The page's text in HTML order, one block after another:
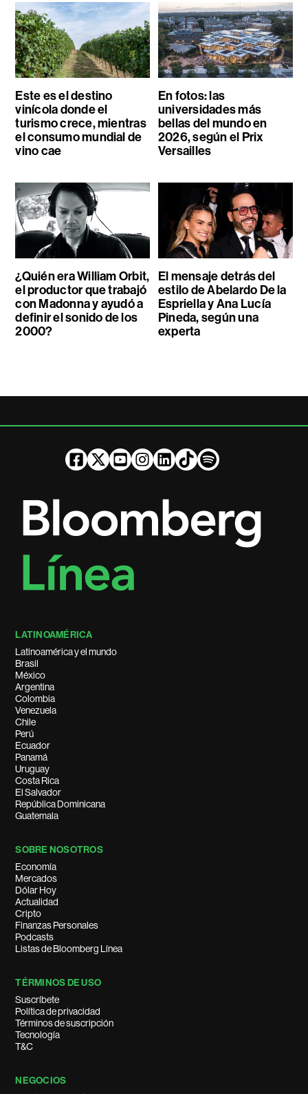
Este es el destino
vinícola donde el
turismo crece, mientras
el consumo mundial de
vino cae
En fotos: las
universidades más
bellas del mundo en
2026, según el Prix
Versailles
¿Quién era William Orbit,
el productor que trabajó
con Madonna y ayudó a
definir el sonido de los
2000?
El mensaje detrás del
estilo de Abelardo De la
Espriella y Ana Lucía
Pineda, según una
experta
LATINOAMÉRICA
Latinoamérica y el mundo
Brasil
México
Argentina
Colombia
Venezuela
Chile
Perú
Ecuador
Panamá
Uruguay
Costa Rica
El Salvador
República Dominicana
Guatemala
SOBRE NOSOTROS
Economía
Mercados
Dólar Hoy
Actualidad
Cripto
Finanzas Personales
Podcasts
Listas de Bloomberg Línea
TÉRMINOS DE USO
Suscríbete
Política de privacidad
Términos de suscripción
Tecnología
T&C
NEGOCIOS